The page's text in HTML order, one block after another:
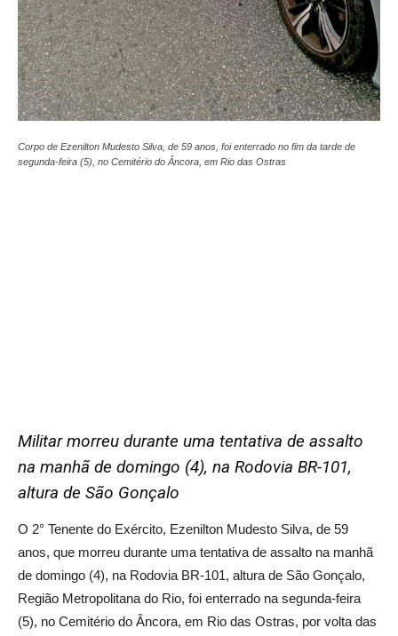
Corpo de Ezenilton Mudesto Silva, de 59 anos, foi enterrado no fim da tarde de
segunda-feira (5), no Cemitério do Âncora, em Rio das Ostras
Militar morreu durante uma tentativa de assalto
na manhã de domingo (4), na Rodovia BR-101,
altura de São Gonçalo
O 2° Tenente do Exército, Ezenilton Mudesto Silva, de 59
anos, que morreu durante uma tentativa de assalto na manhã
de domingo (4), na Rodovia BR-101, altura de São Gonçalo,
Região Metropolitana do Rio, foi enterrado na segunda-feira
(5), no Cemitério do Âncora, em Rio das Ostras, por volta das